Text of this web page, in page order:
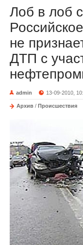
Лоб в лоб
не
ДТП с
admin 13-09-2010,
Архив / Происшествия